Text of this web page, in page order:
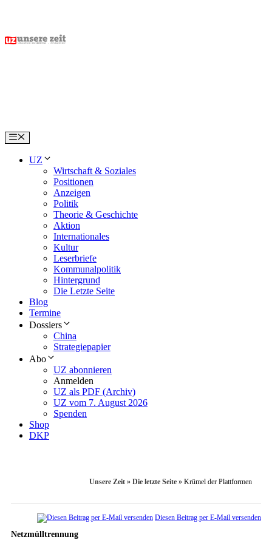
content
Menu
UZ
Wirtschaft & Soziales
Positionen
Anzeigen
Politik
Theorie & Geschichte
Aktion
Internationales
Kultur
Leserbriefe
Kommunalpolitik
Hintergrund
Die Letzte Seite
Blog
Termine
Dossiers
China
Strategiepapier
Abo
UZ abonnieren
Anmelden
UZ als PDF (Archiv)
UZ vom 7. August 2026
Spenden
Shop
DKP
Unsere Zeit » Die letzte Seite » Krümel der Plattformen
Diesen Beitrag per E-Mail versenden
Netzmülltrennung